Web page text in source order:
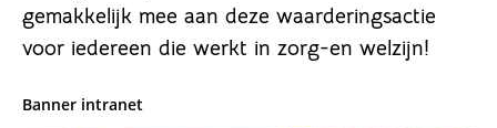
gemakkelijk mee aan deze waarderingsactie
voor iedereen die werkt in zorg-en welzijn!
Banner intranet